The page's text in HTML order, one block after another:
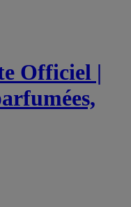
Officiel |